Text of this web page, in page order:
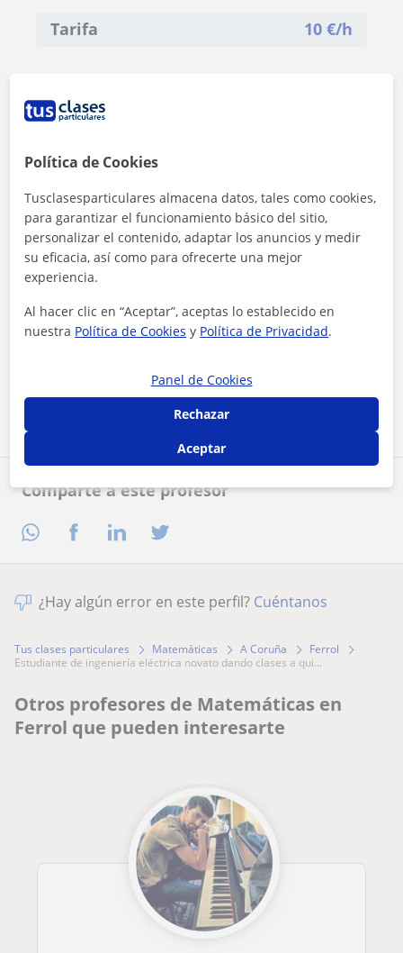
Comparte a este profesor
Tarifa 10 €/h
Al hacer clic, aceptas nuestroaviso legaly deprivacidad
Contactar ahora
¿Hay algún error en este perfil? Cuéntanos
Tus clases particulares Matemáticas A Coruña
Ferrol
estudiante de ingeniería eléctrica novato dando clases a qui...
Otros profesores de Matemáticas en
Ferrol que pueden interesarte
Política de Cookies
Tusclasesparticulares almacena datos, tales como cookies,
para garantizar el funcionamiento básico del sitio,
personalizar el contenido, adaptar los anuncios y medir
su eficacia, así como para ofrecerte una mejor
experiencia.
Al hacer clic en “Aceptar”, aceptas lo establecido en
nuestra Política de Cookies y Política de Privacidad.
Panel de Cookies
Rechazar
Aceptar